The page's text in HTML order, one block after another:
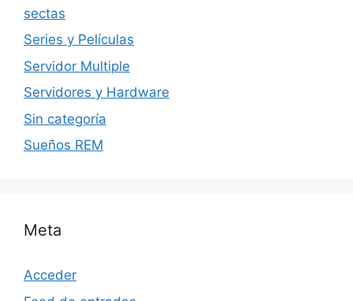
sectas
Series y Películas
Servidor Multiple
Servidores y Hardware
Sin categoría
Sueños REM
Meta
Acceder